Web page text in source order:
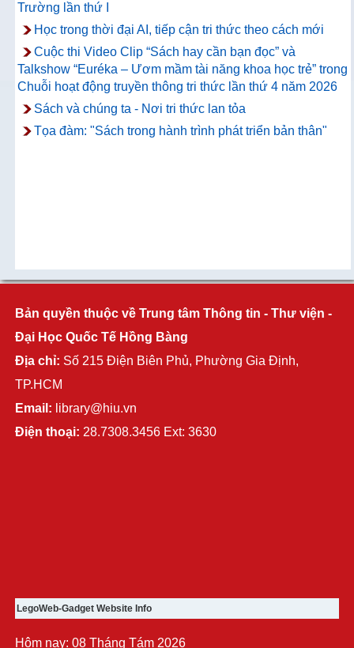
Trường lần thứ I
Học trong thời đại AI, tiếp cận tri thức theo cách mới
Cuộc thi Video Clip “Sách hay cần bạn đọc” và
Talkshow “Euréka – Ươm mầm tài năng khoa học trẻ” trong
Chuỗi hoạt động truyền thông tri thức lần thứ 4 năm 2026
Sách và chúng ta - Nơi tri thức lan tỏa
Tọa đàm: "Sách trong hành trình phát triển bản thân"
Bản quyền thuộc về Trung tâm Thông tin - Thư viện -
Đại Học Quốc Tế Hồng Bàng
Địa chỉ: Số 215 Điện Biên Phủ, Phường Gia Định,
TP.HCM
Email: library@hiu.vn
Điện thoại: 28.7308.3456 Ext: 3630
LegoWeb-Gadget Website Info
Hôm nay: 08 Tháng Tám 2026